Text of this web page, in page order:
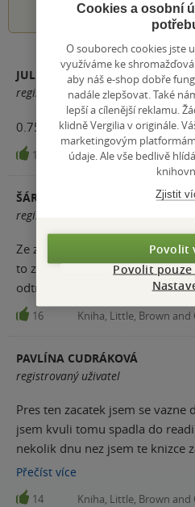
JULIE VRABLIKOVA
registrovaný uživatel
0.75 wattpad writing,
16 Kniha, Little, Brown and
ŠÁRKA KVAPILOVÁ
registrovaný uživatel
Ze začátku byla knížka docela
to začalo být vážně zajímavý,
odtrhnout,knížku jsem přečetla
16 Kniha, Little, Brown and
PAVLÍNA CUDRÁKOVÁ
registrovaný uživatel
Pres ten zacatek jsem se vazne
jsem kvuli tomu spadla do
nekolik dnu nez jsem te knizce
byla dobra, ale s koncem si
jinak se strasne dobre cetla.
Přečíst více
14 Kniha, Little, Brown and
Cookies a osobní
O souborech cookies jste
využíváme ke
aby náš e-shop dobře
nadále zlepšovat. Také
lepší a cílenější reklamu.
klidně Vergilia v originále.
marketingovým
údaje. Ale vše bedlivě
Zjistit
Povolit
Povolit